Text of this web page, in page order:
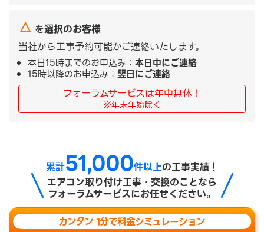
△ を選択のお客様
当社から工事予約可能かご連絡いたします。
本日15時までのお申込み： 本日中にご連絡
15時以降のお申込み： 翌日にご連絡
フォーラムサービスは年中無休！
※年末年始除く
累計51,000件以上の工事実績！
エアコン取り付け工事・交換のことなら
フォーラムサービスにお任せください。
カンタン 1分で料金シミュレーション